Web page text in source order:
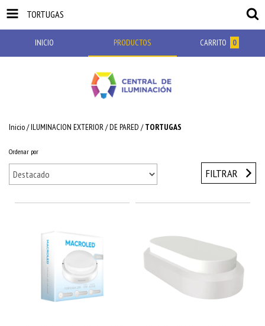
TORTUGAS
INICIO PRODUCTOS CARRITO 0
Inicio/ILUMINACION EXTERIOR/DE PARED / TORTUGAS
Ordenar por
FILTRAR